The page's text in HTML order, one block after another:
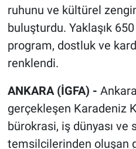
ruhunu ve kültürel
buluşturdu. Yaklaşık 650
program, dostluk ve
renklendi.
ANKARA (İGFA) -
gerçekleşen Karadeniz
bürokrasi, iş dünyası ve
temsilcilerinden oluşan